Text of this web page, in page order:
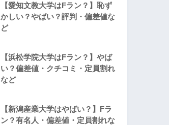
【愛知文教大学はFラン？】恥ず
かしい？やばい？評判・偏差値な
ど
【浜松学院大学はFラン？】やば
い？偏差値・クチコミ・定員割れ
など
【新潟産業大学はやばい？】Fラ
ン？有名人・偏差値・定員割れな